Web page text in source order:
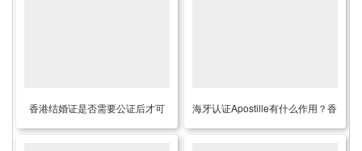
香港结婚证是否需要公证后才可
以在内地使用？
海牙认证Apostille有什么作用？香
港公司能办理海牙认证吗？